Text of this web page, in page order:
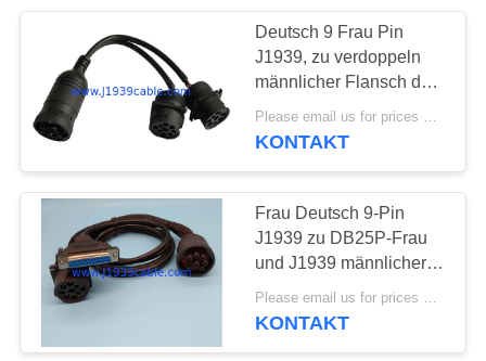
Einschließung
OBD2
49
Kabel des Auto-
OBD
10
Deutsch 9 Frau Pin
J1939, zu verdoppeln
männlicher Flansch des
Quadrat-J1939 spaltete
y-Kabel auf
KONTAKT
Frau Deutsch 9-Pin
J1939 zu DB25P-Frau
und J1939 männlicher
Teiler Y verkabeln
KONTAKT